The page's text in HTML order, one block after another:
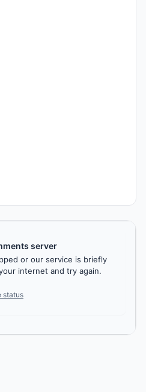
server
or our service is briefly
internet and try again.
status